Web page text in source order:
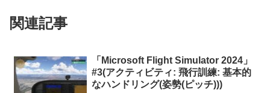
関連記事
「Microsoft Flight Simulator 2024」
#3(アクティビティ: 飛行訓練: 基本的
なハンドリング(姿勢(ピッチ)))